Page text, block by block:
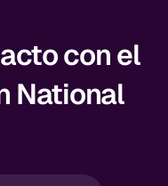
con el
National